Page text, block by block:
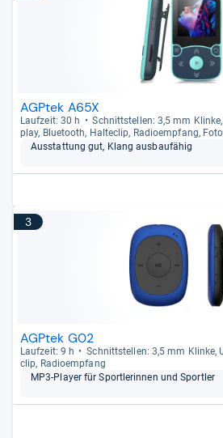
AGPtek A65X
Lauf­zeit: 30 h Schnitt­stel­len: 3,5 mm Klinke,
play, Blue­tooth, Hal­te­clip, Radio­emp­fang,
Aus­stat­tung gut, Klang aus­bau­fä­hig
3
AGPtek G02
Lauf­zeit: 9 h Schnitt­stel­len: 3,5 mm Klinke,
clip, Radio­emp­fang
MP3-​Player für Sport­le­rin­nen und Sport­ler